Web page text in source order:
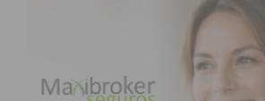
Eu li e concordo com os